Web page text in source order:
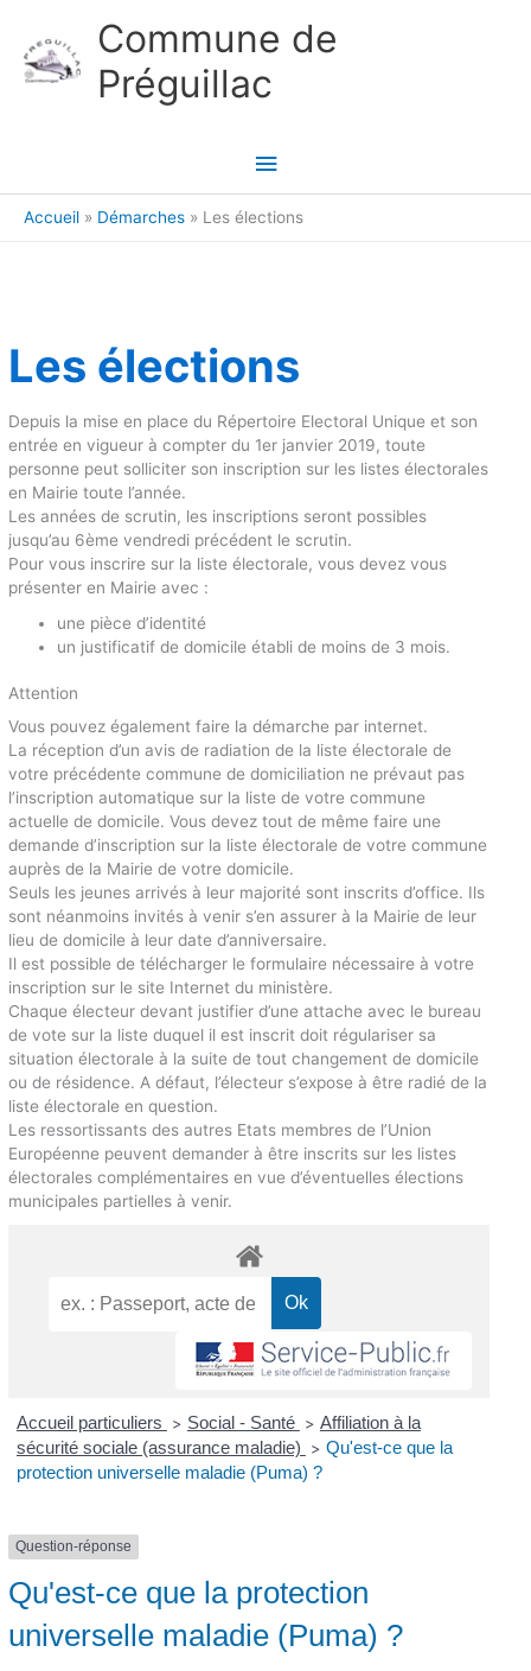
Commune de
Préguillac
Menu
principal
Accueil Démarches Les élections
Les élections
Depuis la mise en place du Répertoire Electoral Unique et son
entrée en vigueur à compter du 1er janvier 2019, toute
personne peut solliciter son inscription sur les listes électorales
en Mairie toute l’année.
Les années de scrutin, les inscriptions seront possibles
jusqu’au 6ème vendredi précédent le scrutin.
Pour vous inscrire sur la liste électorale, vous devez vous
présenter en Mairie avec :
une pièce d’identité
un justificatif de domicile établi de moins de 3 mois.
Attention
Vous pouvez également faire la démarche par internet.
La réception d’un avis de radiation de la liste électorale de
votre précédente commune de domiciliation ne prévaut pas
l’inscription automatique sur la liste de votre commune
actuelle de domicile. Vous devez tout de même faire une
demande d’inscription sur la liste électorale de votre commune
auprès de la Mairie de votre domicile.
Seuls les jeunes arrivés à leur majorité sont inscrits d’office. Ils
sont néanmoins invités à venir s’en assurer à la Mairie de leur
lieu de domicile à leur date d’anniversaire.
Il est possible de télécharger le formulaire nécessaire à votre
inscription sur le site Internet du ministère.
Chaque électeur devant justifier d’une attache avec le bureau
de vote sur la liste duquel il est inscrit doit régulariser sa
situation électorale à la suite de tout changement de domicile
ou de résidence. A défaut, l’électeur s’expose à être radié de la
liste électorale en question.
Les ressortissants des autres Etats membres de l’Union
Européenne peuvent demander à être inscrits sur les listes
électorales complémentaires en vue d’éventuelles élections
municipales partielles à venir.
Accueil particuliers > Social - Santé > Affiliation à la
sécurité sociale (assurance maladie)
> Qu'est-ce que la
protection universelle maladie (Puma) ?
Question-réponse
Qu'est-ce que la protection
universelle maladie (Puma) ?